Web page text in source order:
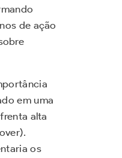
de ação
em uma
alta
os